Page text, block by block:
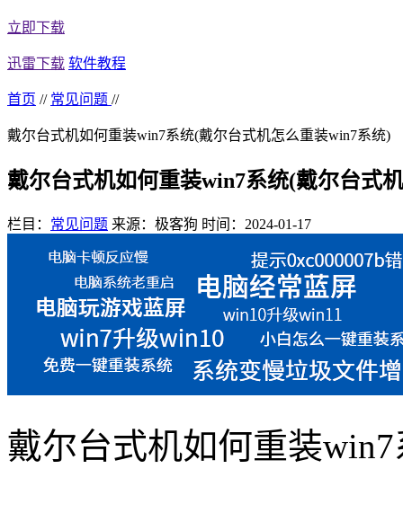
立即下载
迅雷下载 软件教程
首页 // 常见问题 //
戴尔台式机如何重装win7系统(戴尔台式机怎么重装win7系统)
戴尔台式机如何重装win7系统(戴尔台式
栏目： 常见问题 来源：极客狗 时间：2024-01-17
戴尔台式机如何重装win7